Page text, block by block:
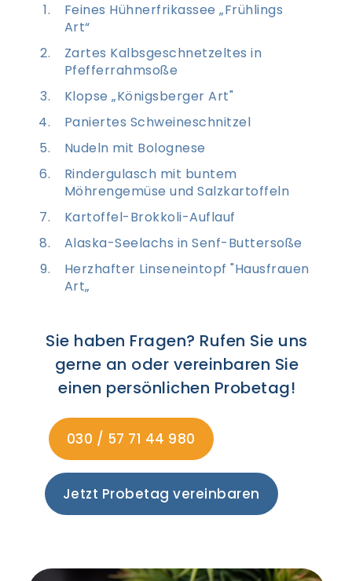
Feines Hühnerfrikassee „Frühlings
Art“
Zartes Kalbsgeschnetzeltes in
Pfefferrahmsoße
Klopse „Königsberger Art"
Paniertes Schweineschnitzel
Nudeln mit Bolognese
Rindergulasch mit buntem
Möhrengemüse und Salzkartoffeln
Kartoffel-Brokkoli-Auflauf
Alaska-Seelachs in Senf-Buttersoße
Herzhafter Linseneintopf "Hausfrauen
Art„
Sie haben Fragen? Rufen Sie uns
gerne an oder vereinbaren Sie
einen persönlichen Probetag!
030 / 57 71 44 980
Jetzt Probetag vereinbaren